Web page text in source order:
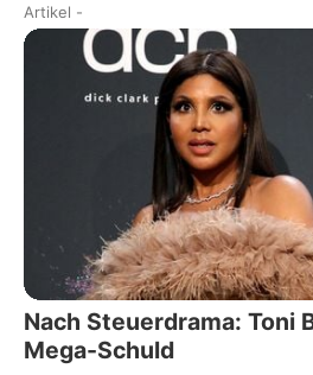
Artikel -
Nach Steuerdrama: Toni
Mega-Schuld